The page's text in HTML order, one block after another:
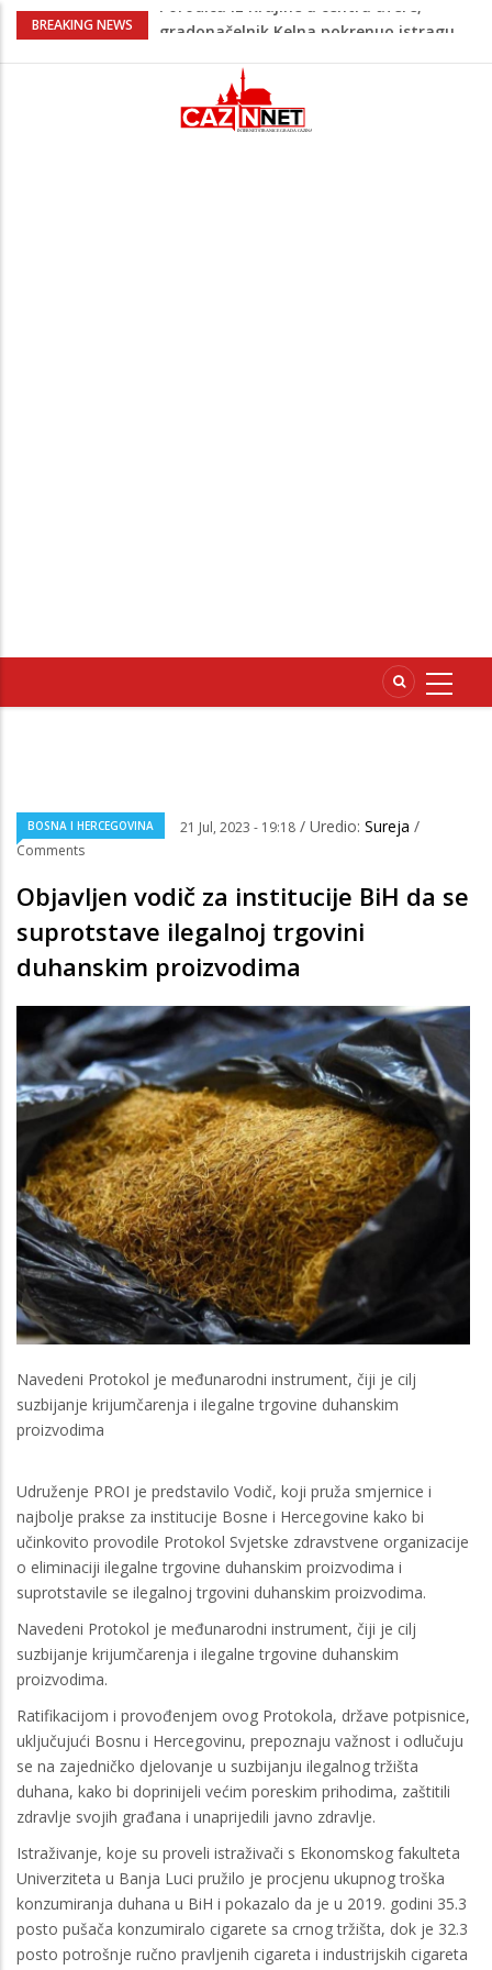
BREAKING NEWS
Čestitka povodom Dana Grada Cazina
Vatrogasci nadljudskim naporima
spriječili veću tragediju
Borac savladao ML Vitebsk, skandiranje
BOSNA I HERCEGOVINA 21 Jul, 2023 - 19:18 / Uredio: Sureja /
Comments
Objavljen vodič za institucije BiH da se
suprotstave ilegalnoj trgovini
duhanskim proizvodima
Navedeni Protokol je međunarodni instrument, čiji je cilj
suzbijanje krijumčarenja i ilegalne trgovine duhanskim
proizvodima
Udruženje PROI je predstavilo Vodič, koji pruža smjernice i
najbolje prakse za institucije Bosne i Hercegovine kako bi
učinkovito provodile Protokol Svjetske zdravstvene organizacije
o eliminaciji ilegalne trgovine duhanskim proizvodima i
suprotstavile se ilegalnoj trgovini duhanskim proizvodima.
Navedeni Protokol je međunarodni instrument, čiji je cilj
suzbijanje krijumčarenja i ilegalne trgovine duhanskim
proizvodima.
Ratifikacijom i provođenjem ovog Protokola, države potpisnice,
uključujući Bosnu i Hercegovinu, prepoznaju važnost i odlučuju
se na zajedničko djelovanje u suzbijanju ilegalnog tržišta
duhana, kako bi doprinijeli većim poreskim prihodima, zaštitili
zdravlje svojih građana i unaprijedili javno zdravlje.
Istraživanje, koje su proveli istraživači s Ekonomskog fakulteta
Univerziteta u Banja Luci pružilo je procjenu ukupnog troška
konzumiranja duhana u BiH i pokazalo da je u 2019. godini 35.3
posto pušača konzumiralo cigarete sa crnog tržišta, dok je 32.3
posto potrošnje ručno pravljenih cigareta i industrijskih cigareta